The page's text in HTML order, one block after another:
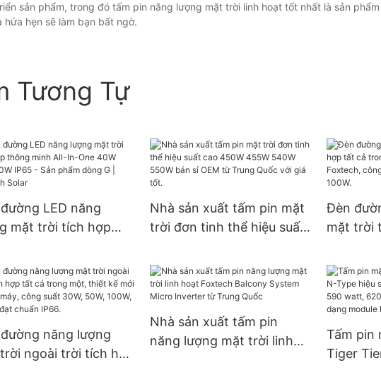
sản phẩm, trong đó tấm pin năng lượng mặt trời linh hoạt tốt nhất là sản
hẹn sẽ làm bạn bất ngờ.
Tương Tự
LED năng
mặt trời tích hợp
50W 60W IP65 - Sản
dòng G | Foxtech
Nhà sản xuất tấm pin mặt
trời đơn tinh thể hiệu suất
550W bán sỉ OEM từ
Trung Quốc với giá tốt.
Đèn
mặt trời
60W,
năng lượng
ngoài trời tích hợp
Nhà sản xuất tấm pin
năng lượng mặt trời linh
Tấm pin
Tiger